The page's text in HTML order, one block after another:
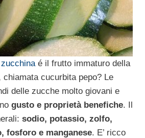
zucchinaé il frutto immaturo della
cucurbita pepo? Le
delle zucche molto giovani e
gusto e proprietà benefiche. Il
sodio, potassio, zolfo,
fosforo e manganese. E’ ricco